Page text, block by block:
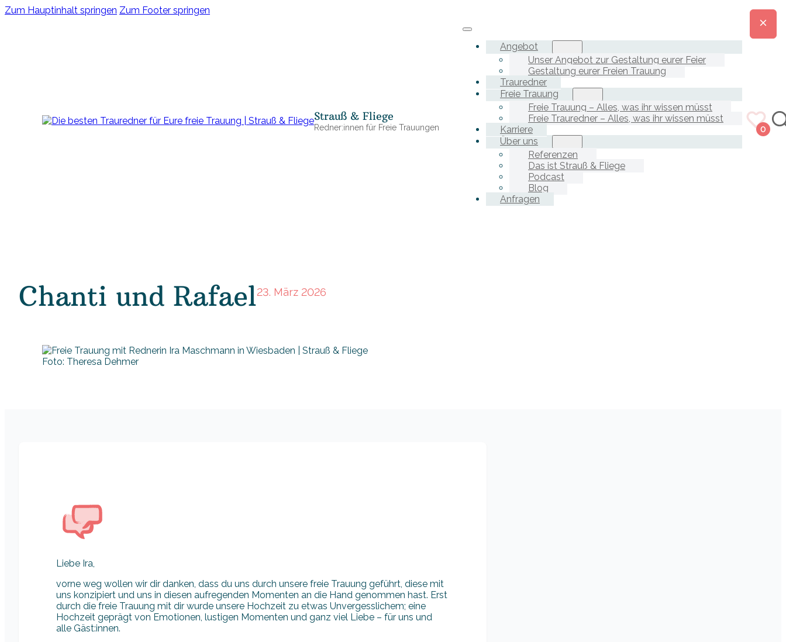
Zum Hauptinhalt springen Zum Footer springen
Strauß & Fliege
Redner:innen für Freie Trauungen
Angebot
Unser Angebot zur Gestaltung eurer Feier
Gestaltung eurer Freien Trauung
Trauredner
Freie Trauung
Freie Trauung – Alles, was ihr wissen müsst
Freie Trauredner – Alles, was ihr wissen müsst
Karriere
Über uns
Referenzen
Das ist Strauß & Fliege
Podcast
Blog
Anfragen
0
Chanti und Rafael23. März 2026
Foto: Theresa Dehmer
Liebe Ira,
vorne weg wollen wir dir danken, dass du uns durch unsere freie Trauung geführt, diese mit
uns konzipiert und uns in diesen aufregenden Momenten an die Hand genommen hast. Erst
durch die freie Trauung mit dir wurde unsere Hochzeit zu etwas Unvergesslichem; eine
Hochzeit geprägt von Emotionen, lustigen Momenten und ganz viel Liebe – für uns und
alle Gäst:innen.